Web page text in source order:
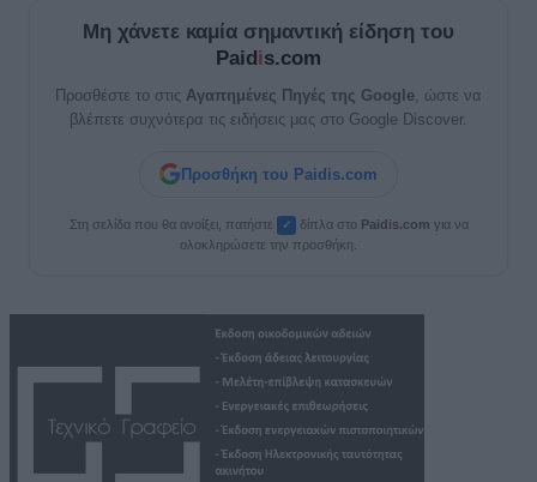
Μη χάνετε καμία σημαντική είδηση του
Paidis.com
Προσθέστε το στις Αγαπημένες Πηγές της Google , ώστε να
βλέπετε συχνότερα τις ειδήσεις μας στο Google Discover.
Προσθήκη του Paidis.com
Στη σελίδα που θα ανοίξει, πατήστε ✓ δίπλα στο Paidis.com για να
ολοκληρώσετε την προσθήκη.